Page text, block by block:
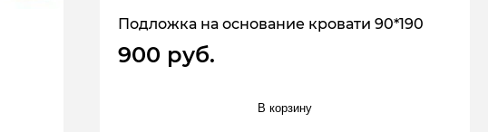
Подложка на основание кровати 90*190
900 руб.
В корзину